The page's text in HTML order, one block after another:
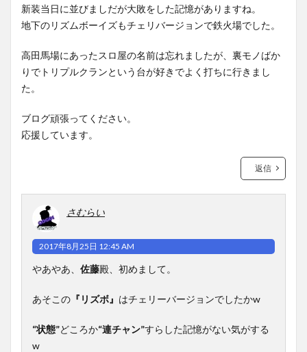
新装当日に並びましだが大敗をした記憶がありますね。
地下のリズムボーイズもチェリバージョンで鉄火場でした。
高田馬場にあったスロ屋の名前は忘れましたが、裏モノばか
りでトリプルクランという台が好きでよく打ちに行きまし
た。
ブログ頑張ってください。
応援しています。
返信
さむらい
2017年8月25日 12:45 AM
やあやあ、 佐藤殿、初めまして。
あそこの 『リズボ』 はチェリーバージョンでしたかw
“状態”どころか“連チャン”すらした記憶がない気がする
w